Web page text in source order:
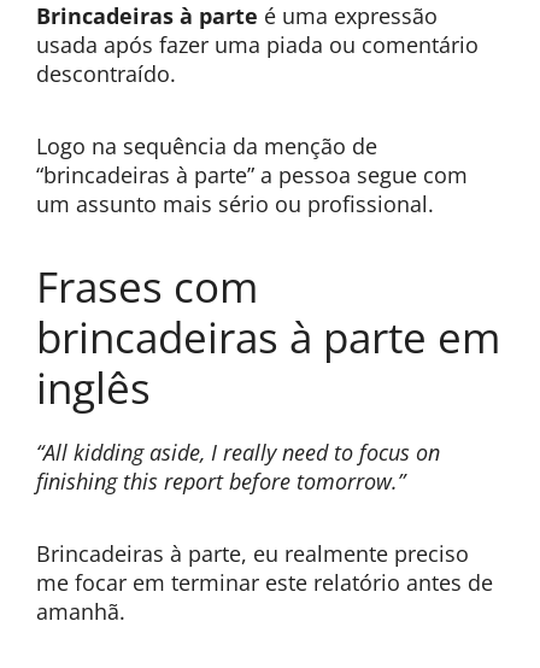
Brincadeiras à parte é uma expressão
usada após fazer uma piada ou comentário
descontraído.
Logo na sequência da menção de
“brincadeiras à parte” a pessoa segue com
um assunto mais sério ou profissional.
Frases com
brincadeiras à parte em
inglês
“All kidding aside, I really need to focus on
finishing this report before tomorrow.”
Brincadeiras à parte, eu realmente preciso
me focar em terminar este relatório antes de
amanhã.